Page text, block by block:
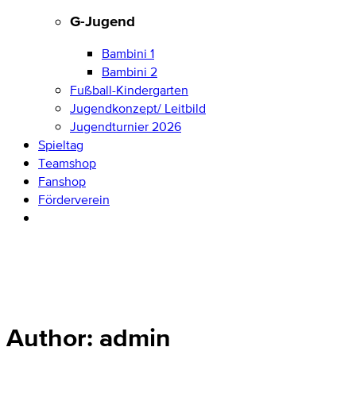
G-Jugend
Bambini 1
Bambini 2
Fußball-Kindergarten
Jugendkonzept/ Leitbild
Jugendturnier 2026
Spieltag
Teamshop
Fanshop
Förderverein
Author: admin